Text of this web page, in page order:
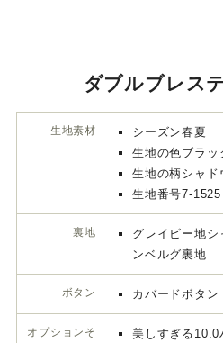
ダブルブレス
生地素材
シーズン春夏
生地の色ブラッ
生地の柄シャド
生地番号7-1525
裏地
グレイビー地
ンベルグ裏地
ボタン カバードボタン
オプションそ
美しすぎる10.0